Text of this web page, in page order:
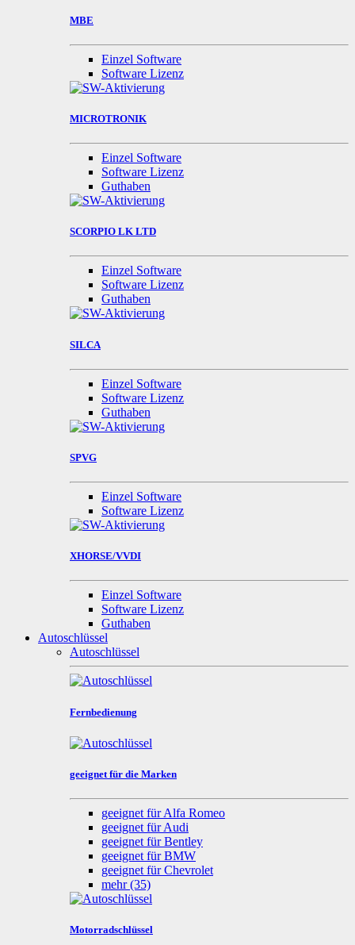
MBE
Einzel Software
Software Lizenz
MICROTRONIK
Einzel Software
Software Lizenz
Guthaben
SCORPIO LK LTD
Einzel Software
Software Lizenz
Guthaben
SILCA
Einzel Software
Software Lizenz
Guthaben
SPVG
Einzel Software
Software Lizenz
XHORSE/VVDI
Einzel Software
Software Lizenz
Guthaben
Autoschlüssel
Autoschlüssel
Fernbedienung
geeignet für die Marken
geeignet für Alfa Romeo
geeignet für Audi
geeignet für Bentley
geeignet für BMW
geeignet für Chevrolet
mehr(35)
Motorradschlüssel